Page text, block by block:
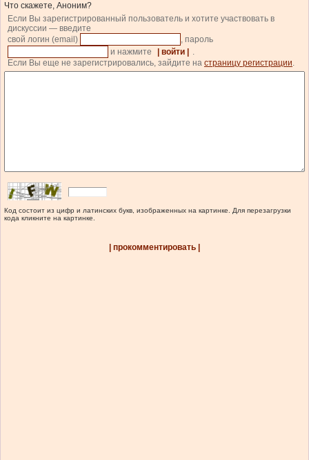
Что скажете, Аноним?
Если Вы зарегистрированный пользователь и хотите участвовать в
дискуссии — введите
свой логин (email)
, пароль
и нажмите
| войти |
.
Если Вы еще не зарегистрировались, зайдите на страницу регистрации.
Код состоит из цифр и латинских букв, изображенных на картинке. Для перезагрузки
кода кликните на картинке.
| прокомментировать |